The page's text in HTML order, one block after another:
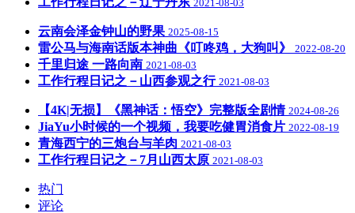
2021-08-03
云南会泽金钟山的野果 2025-08-15
雷公马与海南话版本神曲《叮咚鸡，大狗叫》 2022-08-20
千里归途 一路向南 2021-08-03
工作行程日记之－山西参观之行 2021-08-03
【4K|无损】《黑神话：悟空》完整版全剧情 2024-08-26
JiaYu小时候的一个视频，我要吃健胃消食片 2022-08-19
青海西宁的三炮台与羊肉 2021-08-03
工作行程日记之－7月山西太原 2021-08-03
热门
评论